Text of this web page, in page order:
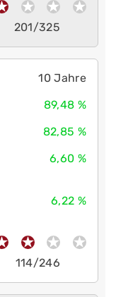
201/325
10 Jahre
89,48 %
82,85 %
6,60 %
6,22 %
114/246